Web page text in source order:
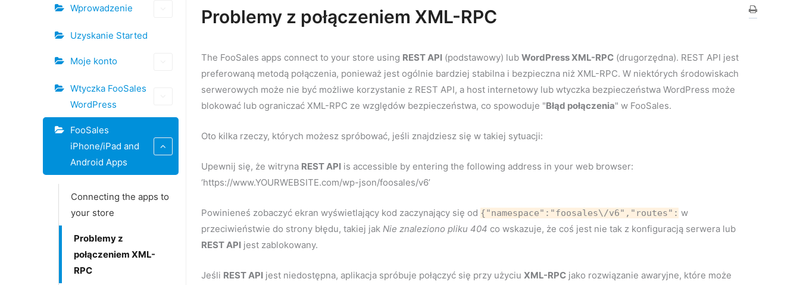
Wprowadzenie
Uzyskanie Started
Moje konto
Wtyczka FooSales
WordPress
FooSales
iPhone/iPad and
Android Apps
Connecting the apps to
your store
Problemy z
połączeniem XML-
RPC
Problemy z połączeniem XML-RPC
The FooSales apps connect to your store using REST API (podstawowy) lub WordPress XML-RPC (drugorzędna). REST API jest
preferowaną metodą połączenia, ponieważ jest ogólnie bardziej stabilna i bezpieczna niż XML-RPC. W niektórych środowiskach
serwerowych może nie być możliwe korzystanie z REST API, a host internetowy lub wtyczka bezpieczeństwa WordPress może
blokować lub ograniczać XML-RPC ze względów bezpieczeństwa, co spowoduje "Błąd połączenia" w FooSales.
Oto kilka rzeczy, których możesz spróbować, jeśli znajdziesz się w takiej sytuacji:
Upewnij się, że witryna REST API is accessible by entering the following address in your web browser:
‘https://www.YOURWEBSITE.com/wp-json/foosales/v6’
Powinieneś zobaczyć ekran wyświetlający kod zaczynający się od {"namespace":"foosales\/v6","routes": w
przeciwieństwie do strony błędu, takiej jak Nie znaleziono pliku 404 co wskazuje, że coś jest nie tak z konfiguracją serwera lub
REST API jest zablokowany.
Jeśli REST API jest niedostępna, aplikacja spróbuje połączyć się przy użyciu XML-RPC jako rozwiązanie awaryjne, które może
Tagi